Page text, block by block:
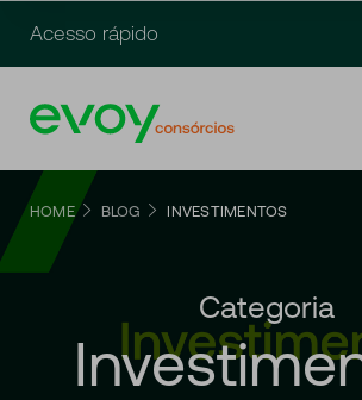
Acesso rápido
HOME BLOG INVESTIMENTOS
Categoria